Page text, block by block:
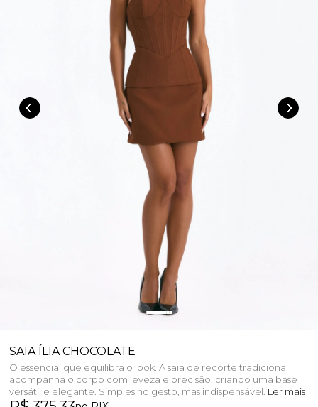
SAIA ÍLIA CHOCOLATE
O essencial que equilibra o look. A saia de recorte tradicional
acompanha o corpo com leveza e precisão, criando uma base
versátil e elegante. Simples no gesto, mas indispensável. Ler mais